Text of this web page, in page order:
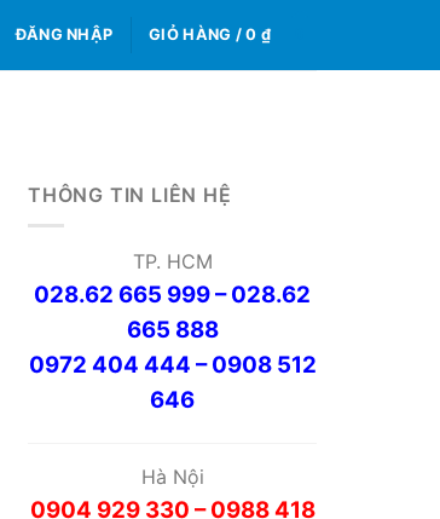
ĐĂNG NHẬP GIỎ HÀNG /0 ₫
THÔNG TIN LIÊN HỆ
TP. HCM
028.62 665 999 – 028.62
665 888
0972 404 444 – 0908 512
646
Hà Nội
0904 929 330 – 0988 418